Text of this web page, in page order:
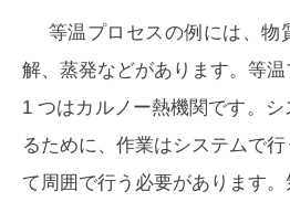
等温プロセスの例には、物
解、蒸発などがあります。等
1 つはカルノー熱機関です。
るために、作業はシステムで
て周囲で行う必要があります。